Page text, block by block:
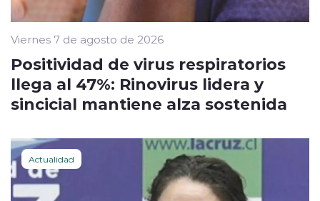
Viernes 7 de agosto de 2026
Positividad de virus respiratorios
llega al 47%: Rinovirus lidera y
sincicial mantiene alza sostenida
Actualidad